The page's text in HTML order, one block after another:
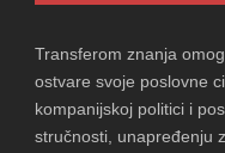
Transferom znanja
ostvare svoje poslovne
kompanijskoj politici i
stručnosti, unapređenju